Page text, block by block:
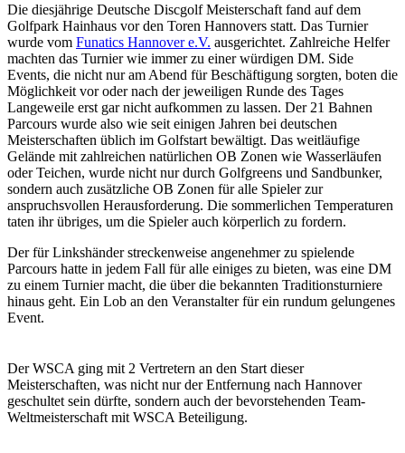
Die diesjährige Deutsche Discgolf Meisterschaft fand auf dem
Golfpark Hainhaus vor den Toren Hannovers statt. Das Turnier
wurde vom Funatics Hannover e.V. ausgerichtet. Zahlreiche Helfer
machten das Turnier wie immer zu einer würdigen DM. Side
Events, die nicht nur am Abend für Beschäftigung sorgten, boten die
Möglichkeit vor oder nach der jeweiligen Runde des Tages
Langeweile erst gar nicht aufkommen zu lassen. Der 21 Bahnen
Parcours wurde also wie seit einigen Jahren bei deutschen
Meisterschaften üblich im Golfstart bewältigt. Das weitläufige
Gelände mit zahlreichen natürlichen OB Zonen wie Wasserläufen
oder Teichen, wurde nicht nur durch Golfgreens und Sandbunker,
sondern auch zusätzliche OB Zonen für alle Spieler zur
anspruchsvollen Herausforderung. Die sommerlichen Temperaturen
taten ihr übriges, um die Spieler auch körperlich zu fordern.
Der für Linkshänder streckenweise angenehmer zu spielende
Parcours hatte in jedem Fall für alle einiges zu bieten, was eine DM
zu einem Turnier macht, die über die bekannten Traditionsturniere
hinaus geht. Ein Lob an den Veranstalter für ein rundum gelungenes
Event.
Der WSCA ging mit 2 Vertretern an den Start dieser
Meisterschaften, was nicht nur der Entfernung nach Hannover
geschultet sein dürfte, sondern auch der bevorstehenden Team-
Weltmeisterschaft mit WSCA Beteiligung.